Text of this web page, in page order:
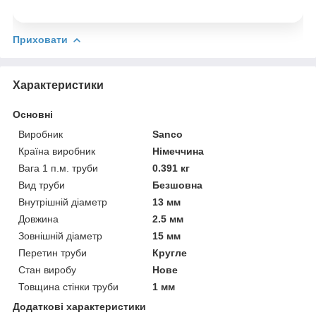
Приховати
Характеристики
Основні
Виробник
Sanco
Країна виробник
Німеччина
Вага 1 п.м. труби
0.391 кг
Вид труби
Безшовна
Внутрішній діаметр
13 мм
Довжина
2.5 мм
Зовнішній діаметр
15 мм
Перетин труби
Кругле
Стан виробу
Нове
Товщина стінки труби
1 мм
Додаткові характеристики